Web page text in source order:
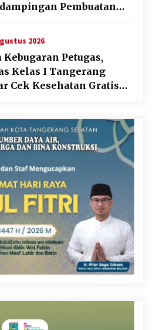
Pembuatan
Pemasaran
di Desa Cempaka
2026
Kebugaran Petugas,
Kelas I Tangerang
Cek Kesehatan Gratis